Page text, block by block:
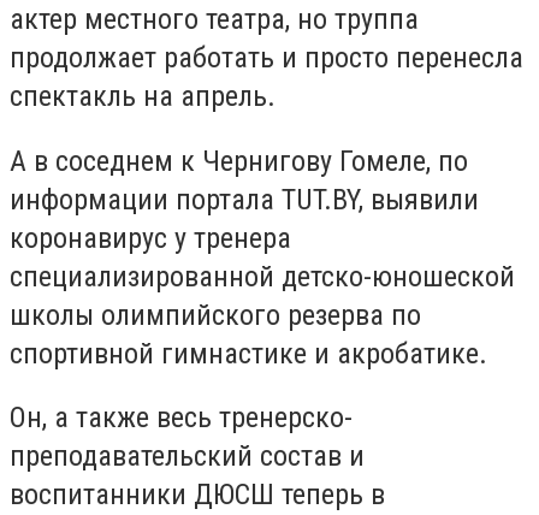
актер местного театра, но труппа
продолжает работать и просто перенесла
спектакль на апрель.
А в соседнем к Чернигову Гомеле, по
информации портала TUT.BY, выявили
коронавирус у тренера
специализированной детско-юношеской
школы олимпийского резерва по
спортивной гимнастике и акробатике.
Он, а также весь тренерско-
преподавательский состав и
воспитанники ДЮСШ теперь в